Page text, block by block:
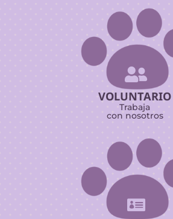

VOLUNTARIO
Trabaja
con nosotros
